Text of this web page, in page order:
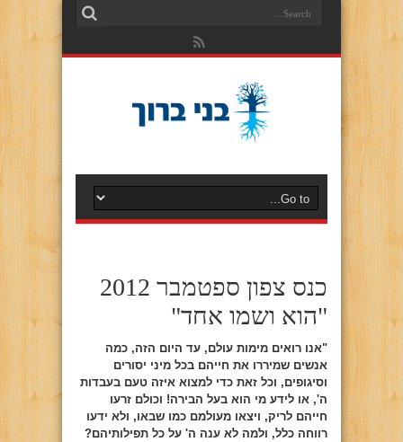
כנס צפון ספטמבר 2012
"הוא ושמו אחד"
"אנו רואים מימות עולם, עד היום הזה, כמה
אנשים שמיררו את חייהם בכל מיני יסורים
וסיגופים, וכל זאת כדי למצוא איזה טעם בעבדות
ה', או לידע מי הוא בעל הבירה! וכולם זרעו
חייהם לריק, ויצאו מעולמם כמו שבאו, ולא ידעו
רווחה כלל, ולמה לא ענה ה' על כל תפילותיהם?